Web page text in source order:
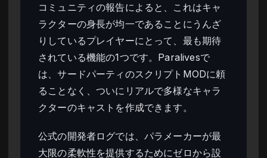
コミュニティの報告によると、これはキャ
ラクターの身長が均一であることにうんざ
りしているプレイヤーにとって、最も期待
されている機能の1つです。Paralivesで
は、サードパーティのスクリプトMODに頼
ることなく、ついにリアルで多様なキャラ
クターのキャストを作成できます。
公式の開発者ログでは、パラメーカーが最
大限の柔軟性を提供するためにゼロから設